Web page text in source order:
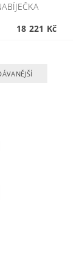
18 221 Kč